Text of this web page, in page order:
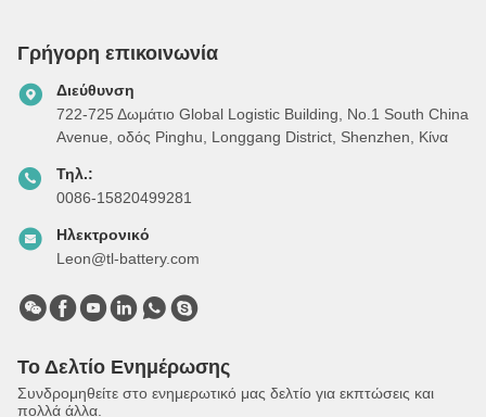
Γρήγορη επικοινωνία
Διεύθυνση
722-725 Δωμάτιο Global Logistic Building, Νο.1 South China
Avenue, οδός Pinghu, Longgang District, Shenzhen, Κίνα
Τηλ.:
0086-15820499281
Ηλεκτρονικό
Leon@tl-battery.com
Το Δελτίο Ενημέρωσης
Συνδρομηθείτε στο ενημερωτικό μας δελτίο για εκπτώσεις και
πολλά άλλα.